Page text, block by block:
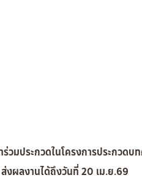
วมประกวดในโครงการประกวด
งผลงานได้ถึงวันที่ 20 เม.ย.69